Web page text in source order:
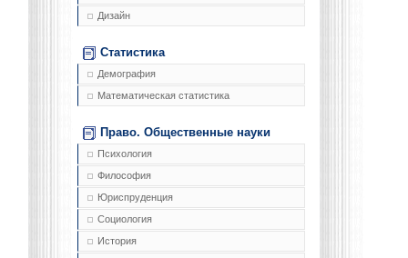
Дизайн
Статистика
Демография
Математическая статистика
Право. Общественные науки
Психология
Философия
Юриспруденция
Социология
История